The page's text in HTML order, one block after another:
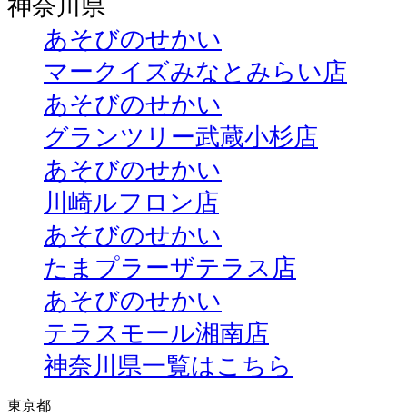
神奈川県
あそびのせかい
マークイズみなとみらい店
あそびのせかい
グランツリー武蔵小杉店
あそびのせかい
川崎ルフロン店
あそびのせかい
たまプラーザテラス店
あそびのせかい
テラスモール湘南店
神奈川県一覧はこちら
東京都